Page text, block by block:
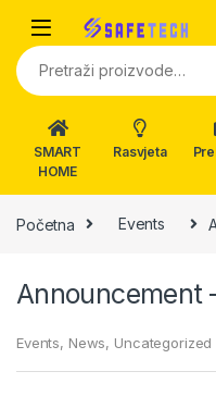
Pretraži:
SMART
HOME
Rasvjeta
Početna Events
Announcement
Events, News, Uncategorized